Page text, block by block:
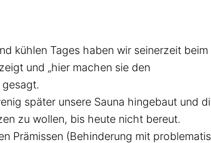
kühlen Tages haben wir seinerzeit beim
und „hier machen sie den
gesagt.
später unsere Sauna hingebaut und
zu wollen, bis heute nicht bereut.
Prämissen (Behinderung mit